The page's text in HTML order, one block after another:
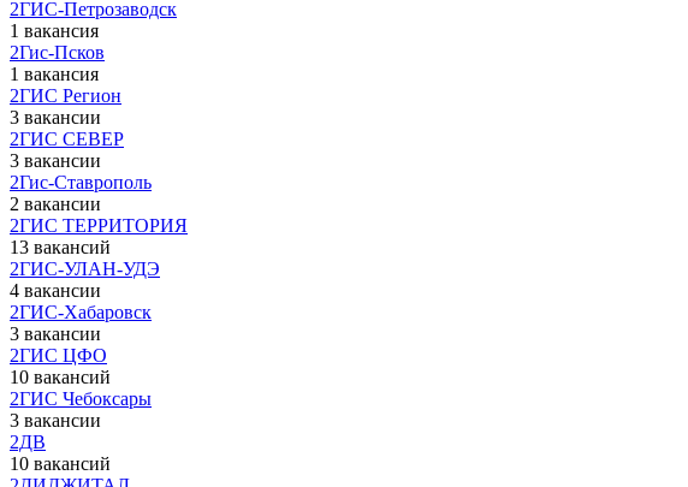
2ГИС-Петрозаводск
1 вакансия
2Гис-Псков
1 вакансия
2ГИС Регион
3 вакансии
2ГИС СЕВЕР
3 вакансии
2Гис-Ставрополь
2 вакансии
2ГИС ТЕРРИТОРИЯ
13 вакансий
2ГИС-УЛАН-УДЭ
4 вакансии
2ГИС-Хабаровск
3 вакансии
2ГИС ЦФО
10 вакансий
2ГИС Чебоксары
3 вакансии
2ДВ
10 вакансий